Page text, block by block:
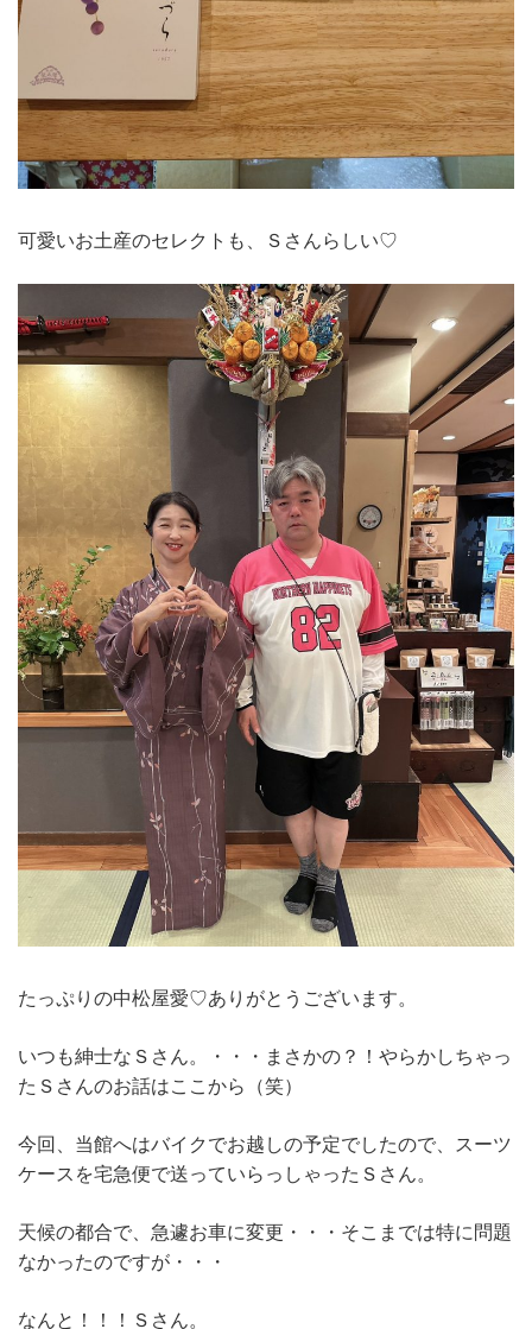
可愛いお土産のセレクトも、Ｓさんらしい♡
たっぷりの中松屋愛♡ありがとうございます。
いつも紳士なＳさん。・・・まさかの？！やらかしちゃっ
たＳさんのお話はここから（笑）
今回、当館へはバイクでお越しの予定でしたので、スーツ
ケースを宅急便で送っていらっしゃったＳさん。
天候の都合で、急遽お車に変更・・・そこまでは特に問題
なかったのですが・・・
なんと！！！Ｓさん。